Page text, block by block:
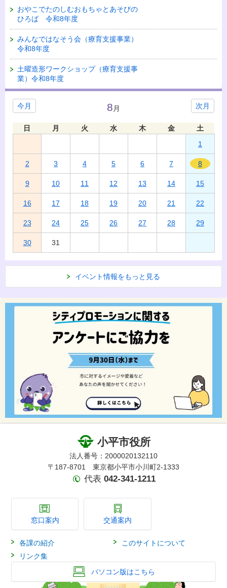
おやこでたのしむおもちゃとあそびの
ひろば 令和8年度
みんなではなそう会（療育支援事業）
令和8年度
土曜造形ワークショップ（療育支援事
業）令和8年度
今月 次月
8 月
日 月 火 水 木 金
土
1
2 3 4 5 6 7 8
9 10 11 12 13 14 15
16 17 18 19 20 21 22
23 24 25 26 27 28 29
30 31
イベント情報をもっと見る
小平市役所
法人番号：2000020132110
〒187-8701 東京都小平市小川町2-1333
代表 042-341-1211
窓口案内 交通案内
各課の紹介
このサイトについて
リンク集
パソコン版はこちら